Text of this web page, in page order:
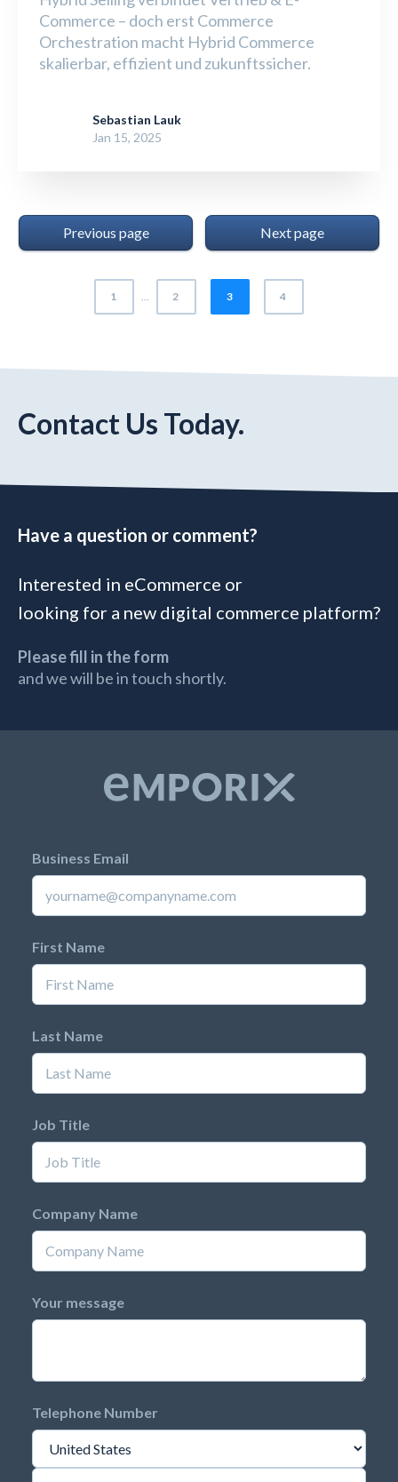
Commerce – doch erst Commerce
Orchestration macht Hybrid Commerce
skalierbar, effizient und zukunftssicher.
Sebastian Lauk
Jan 15, 2025
Previous page
1 ... 2 3 4
Next page
Contact Us Today.
Have a question or comment?
Interested in eCommerce or
looking for a new digital commerce platform?
Please fill in the form
and we will be in touch shortly.
Business Email
First Name
Last Name
Job Title
Company Name
Your message
Telephone Number